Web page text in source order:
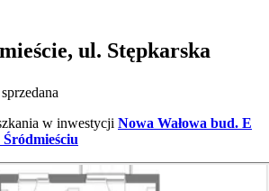
ul. Stępkarska
w inwestycji Nowa Wałowa bud. E
Śródmieściu